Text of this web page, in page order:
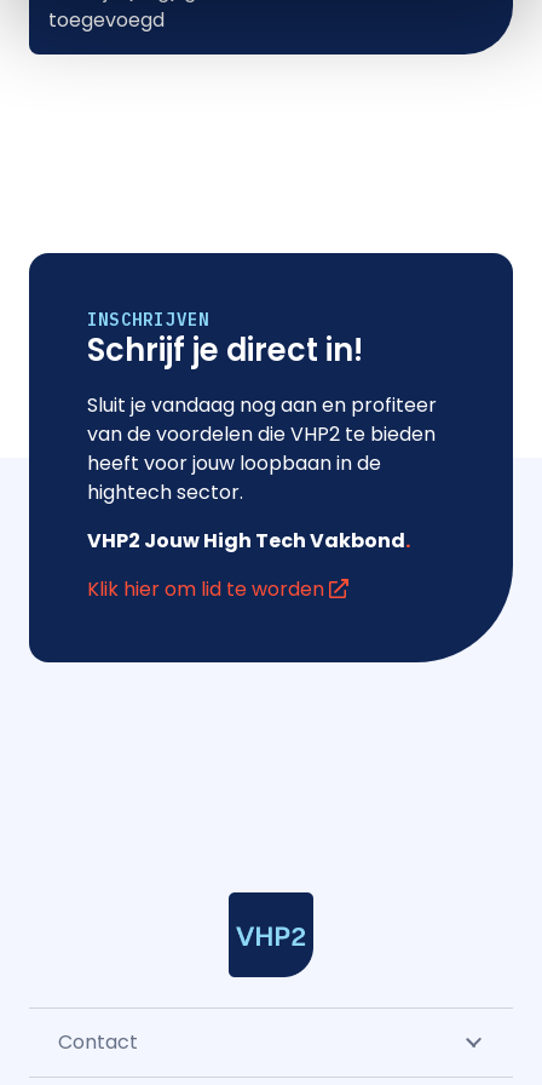
toegevoegd
INSCHRIJVEN
Schrijf je direct in!
Sluit je vandaag nog aan en profiteer
van de voordelen die VHP2 te bieden
heeft voor jouw loopbaan in de
hightech sector.
VHP2 Jouw High Tech Vakbond.
Klik hier om lid te worden
Contact